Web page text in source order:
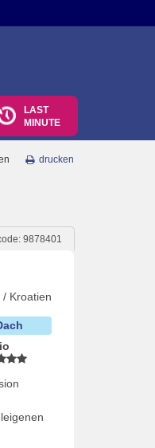
LAST
MINUTE
drucken
9878401
/ Kroatien